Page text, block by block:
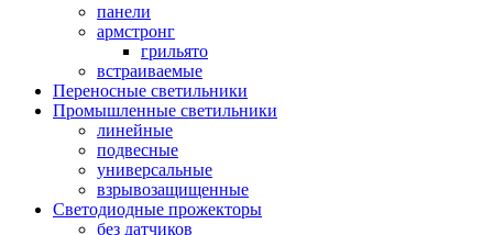
панели
армстронг
грильято
встраиваемые
Переносные светильники
Промышленные светильники
линейные
подвесные
универсальные
взрывозащищенные
Светодиодные прожекторы
без датчиков